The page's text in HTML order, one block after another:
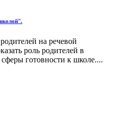
на речевой
роль родителей в
готовности к школе....